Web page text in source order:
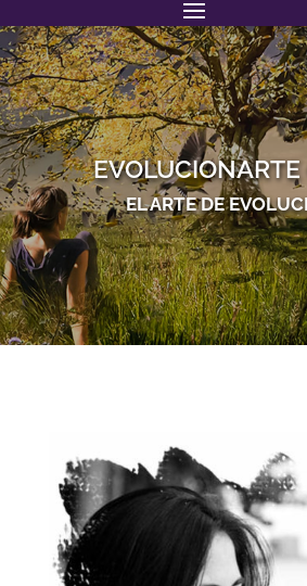
EVOLUCIONARTE
EL ARTE DE